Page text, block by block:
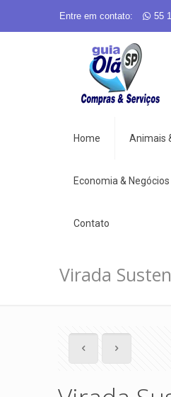
Entre em contato: 55
Home Animais
Economia & Negócios
Contato
Virada